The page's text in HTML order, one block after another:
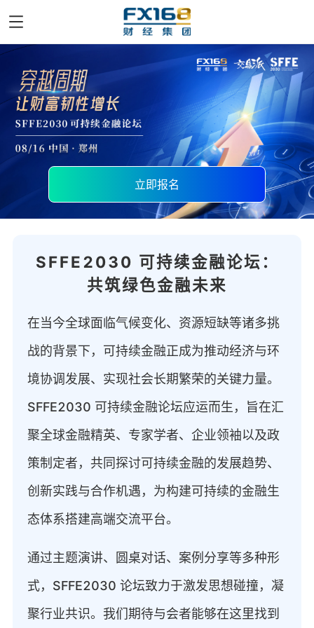
立即报名
SFFE2030 可持续金融论坛：
共筑绿色金融未来
在当今全球面临气候变化、资源短缺等诸多挑
战的背景下，可持续金融正成为推动经济与环
境协调发展、实现社会长期繁荣的关键力量。
SFFE2030 可持续金融论坛应运而生，旨在汇
聚全球金融精英、专家学者、企业领袖以及政
策制定者，共同探讨可持续金融的发展趋势、
创新实践与合作机遇，为构建可持续的金融生
态体系搭建高端交流平台。
通过主题演讲、圆桌对话、案例分享等多种形
式，SFFE2030 论坛致力于激发思想碰撞，凝
聚行业共识。我们期待与会者能够在这里找到